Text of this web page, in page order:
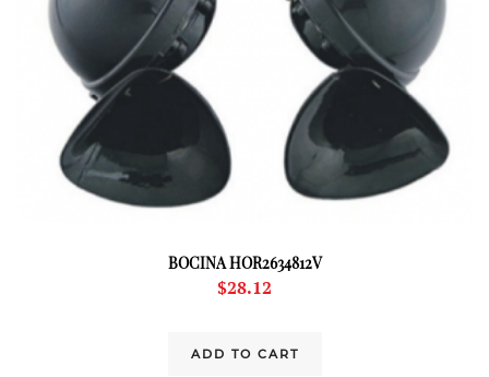
BOCINA HOR2634812V
$28.12
ADD TO CART